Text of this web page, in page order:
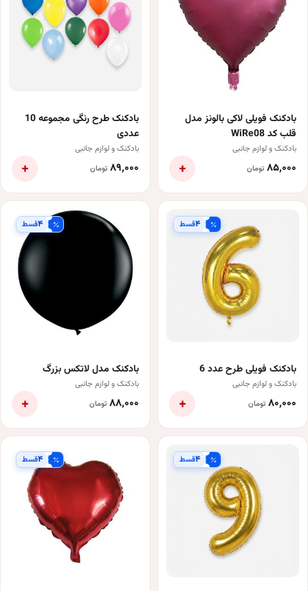
بادکنک فویلی لاکی بالونز مدل
قلب کد WiRe08
بادکنک و لوازم جانبی
۸۵٬۰۰۰ تومان +
بادکنک طرح رنگی مجموعه 10
عددی
بادکنک و لوازم جانبی
۸۹٬۰۰۰ تومان +
۴قسط
بادکنک فویلی طرح عدد 6
بادکنک و لوازم جانبی
۸۰٬۰۰۰ تومان +
۴قسط
بادکنک مدل لاتکس بزرگ
بادکنک و لوازم جانبی
۸۸٬۰۰۰ تومان +
۴قسط ۴قسط